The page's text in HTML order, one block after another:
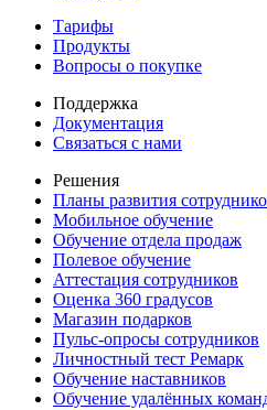
Тарифы
Продукты
Вопросы о покупке
Поддержка
Документация
Связаться с нами
Решения
Планы развития
Мобильное обучение
Обучение отдела продаж
Полевое обучение
Аттестация сотрудников
Оценка 360 градусов
Магазин подарков
Пульс-опросы сотрудников
Личностный тест Ремарк
Обучение наставников
Обучение удалённых